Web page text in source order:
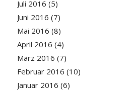
Juli 2016 (5)
Juni 2016 (7)
Mai 2016 (8)
April 2016 (4)
März 2016 (7)
Februar 2016 (10)
Januar 2016 (6)